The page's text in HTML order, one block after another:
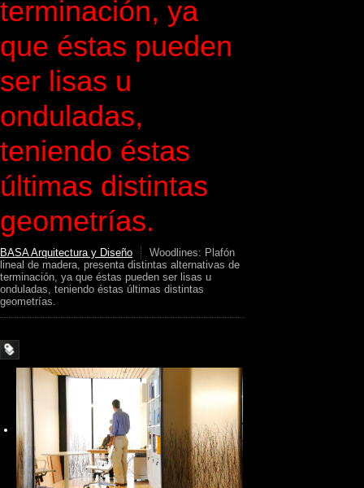
terminación, ya
que éstas pueden
ser lisas u
onduladas,
teniendo éstas
últimas distintas
geometrías.
BASA Arquitectura y Diseño
Woodlines: Plafón
lineal de madera, presenta distintas alternativas de
terminación, ya que éstas pueden ser lisas u
onduladas, teniendo éstas últimas distintas
geometrías.